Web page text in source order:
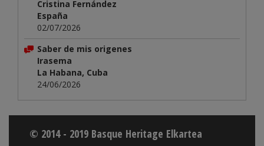
Cristina Fernández
España
02/07/2026
Saber de mis origenes
Irasema
La Habana, Cuba
24/06/2026
© 2014 - 2019 Basque Heritage Elkartea